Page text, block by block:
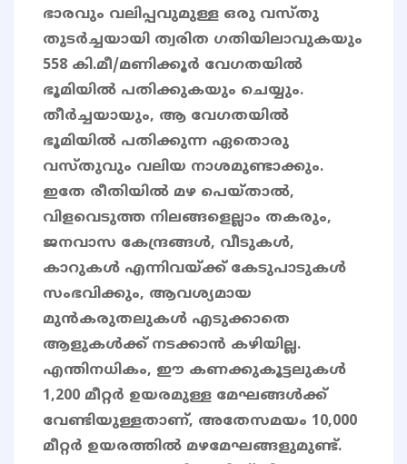
ഭാരവും വലിപ്പവുമുള്ള ഒരു വസ്തു
തുടർച്ചയായി ത്വരിത ഗതിയിലാവുകയും
558 കി.മീ/മണിക്കൂർ വേഗതയിൽ
ഭൂമിയിൽ പതിക്കുകയും ചെയ്യും.
തീർച്ചയായും, ആ വേഗതയിൽ
ഭൂമിയിൽ പതിക്കുന്ന ഏതൊരു
വസ്തുവും വലിയ നാശമുണ്ടാക്കും.
ഇതേ രീതിയിൽ മഴ പെയ്താൽ,
വിളവെടുത്ത നിലങ്ങളെല്ലാം തകരും,
ജനവാസ കേന്ദ്രങ്ങൾ, വീടുകൾ,
കാറുകൾ എന്നിവയ്ക്ക് കേടുപാടുകൾ
സംഭവിക്കും, ആവശ്യമായ
മുൻകരുതലുകൾ എടുക്കാതെ
ആളുകൾക്ക് നടക്കാൻ കഴിയില്ല.
എന്തിനധികം, ഈ കണക്കുകൂട്ടലുകൾ
1,200 മീറ്റർ ഉയരമുള്ള മേഘങ്ങൾക്ക്
വേണ്ടിയുള്ളതാണ്, അതേസമയം 10,000
മീറ്റർ ഉയരത്തിൽ മഴമേഘങ്ങളുമുണ്ട്.